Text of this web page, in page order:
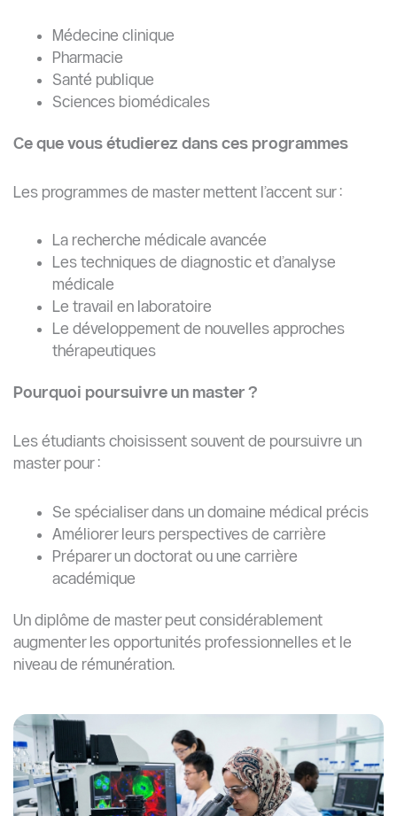
Médecine clinique
Pharmacie
Santé publique
Sciences biomédicales
Ce que vous étudierez dans ces programmes
Les programmes de master mettent l’accent sur :
La recherche médicale avancée
Les techniques de diagnostic et d’analyse
médicale
Le travail en laboratoire
Le développement de nouvelles approches
thérapeutiques
Pourquoi poursuivre un master ?
Les étudiants choisissent souvent de poursuivre un
master pour :
Se spécialiser dans un domaine médical précis
Améliorer leurs perspectives de carrière
Préparer un doctorat ou une carrière
académique
Un diplôme de master peut considérablement
augmenter les opportunités professionnelles et le
niveau de rémunération.